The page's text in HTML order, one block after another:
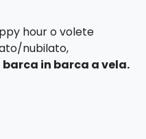
hour o volete
nubilato,
in barca a vela.
dal porto di Palermo